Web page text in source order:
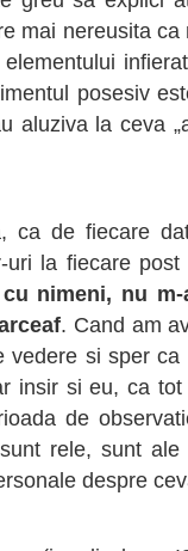
mai nereusita
elementului
posesiv
aluziva la ceva
ca de fiecare
uri la fiecare
nimeni, nu
. Cand am
vedere si sper
insir si eu, ca
de
rele, sunt
despre